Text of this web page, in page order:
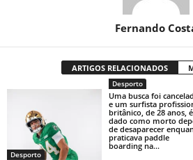
Fernando
ARTIGOS RELACIONADOS
Desporto
Desporto
Uma busca foi
e um surfista
britânico, de 28 anos, é
dado como morto
de desaparecer
praticava paddle
boarding na...